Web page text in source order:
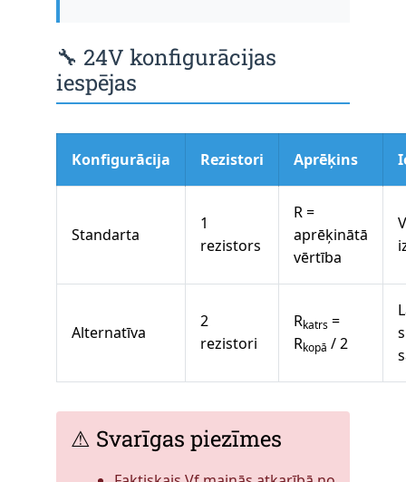
🔧 24V konfigurācijas
iespējas
Konfigurācija Rezistori Aprēķins
Standarta
1
rezistors
R =
aprēķinātā
vērtība
Alternatīva
2
rezistori
Rkatrs =
Rkopā / 2
⚠ Svarīgas piezīmes